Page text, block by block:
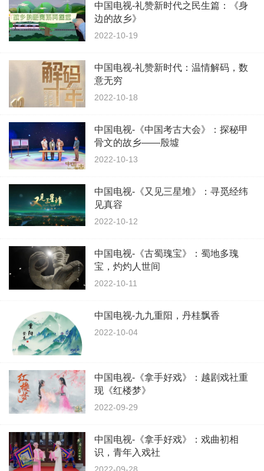
中国电视-礼赞新时代之民生篇：《身
边的故乡》
2022-10-19
中国电视-礼赞新时代：温情解码，数
意无穷
2022-10-18
中国电视-《中国考古大会》：探秘甲
骨文的故乡——殷墟
2022-10-13
中国电视-《又见三星堆》：寻觅经纬
见真容
2022-10-12
中国电视-《古蜀瑰宝》：蜀地多瑰
宝，灼灼人世间
2022-10-11
中国电视-九九重阳，丹桂飘香
2022-10-04
中国电视-《拿手好戏》：越剧戏社重
现《红楼梦》
2022-09-29
中国电视-《拿手好戏》：戏曲初相
识，青年入戏社